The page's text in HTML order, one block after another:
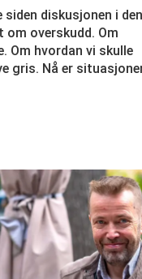
siden diskusjonen i
overskudd. Om
Om hvordan vi skulle
gris. Nå er